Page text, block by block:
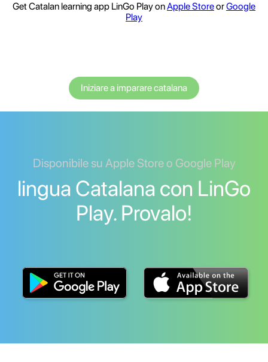
Get Catalan learning app LinGo Play onApple StoreorGoogle
Play
Iniziare a imparare catalana
Disponibile su Apple Store o Google Play
lingua Catalana con LinGo
Play. Provalo!